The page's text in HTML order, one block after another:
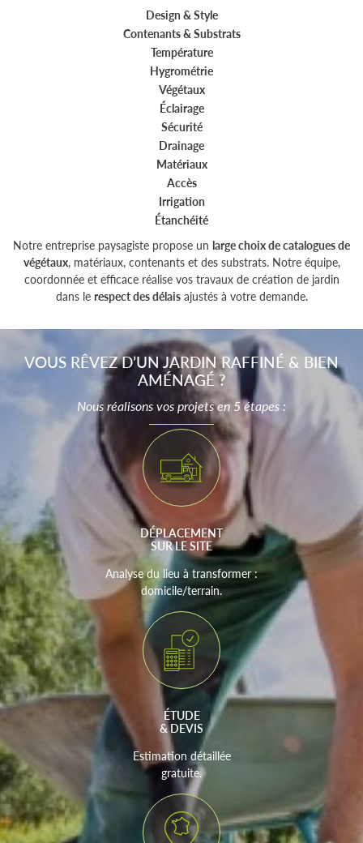
Design & Style
Contenants & Substrats
Température
Hygrométrie
Végétaux
Éclairage
Sécurité
Drainage
Matériaux
Accès
Irrigation
Étanchéité
Notre entreprise paysagiste propose un large choix de catalogues de
végétaux, matériaux, contenants et des substrats. Notre équipe,
coordonnée et efficace réalise vos travaux de création de jardin
dans le respect des délaisajustés à votre demande.
VOUS RÊVEZ D’UN JARDIN RAFFINÉ & BIEN
AMÉNAGÉ ?
Nous réalisons vos projets en 5 étapes :
DÉPLACEMENT
SUR LE SITE
Analyse du lieu à transformer :
domicile/terrain.
ÉTUDE
& DEVIS
Estimation détaillée
gratuite.